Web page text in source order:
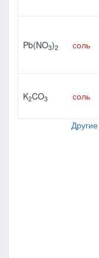
Pb(NO3)2 соль
K2CO3 соль